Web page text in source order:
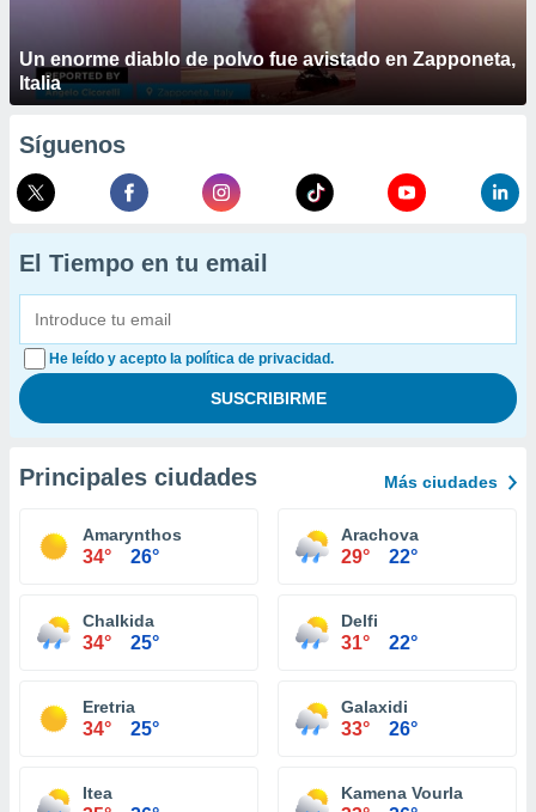
Un enorme diablo de polvo fue avistado en Zapponeta,
Italia
Síguenos
El Tiempo en tu email
He leído y acepto la política de privacidad.
Principales ciudades Más ciudades
Amarynthos
34° 26°
Arachova
29° 22°
Chalkida
34° 25°
Delfi
31° 22°
Eretria
34° 25°
Galaxidi
33° 26°
Itea Kamena Vourla